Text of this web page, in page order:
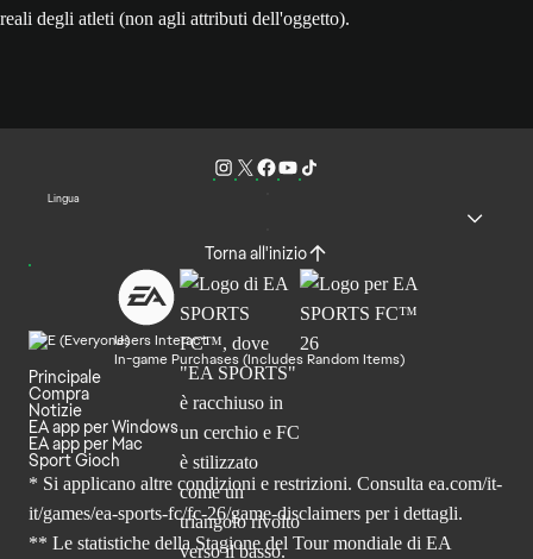
reali degli atleti (non agli attributi dell'oggetto).
Lingua
Torna all'inizio
Users Interact
In-game Purchases (Includes Random Items)
Principale
Compra
Notizie
EA app per Windows
EA app per Mac
Sport Gioch
* Si applicano altre condizioni e restrizioni. Consulta ea.com/it-
it/games/ea-sports-fc/fc-26/game-disclaimers per i dettagli.
** Le statistiche della Stagione del Tour mondiale di EA